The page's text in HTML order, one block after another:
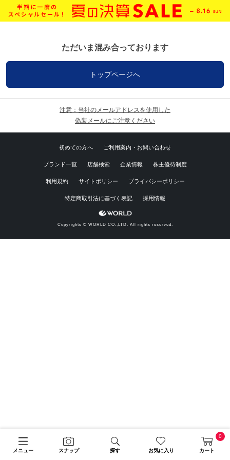
メニュー スナップ 探す お気に入り カート
0
ただいま混み合っております
トップページへ
注意：当社のメールアドレスを使用した
偽装メールにご注意ください
初めての方へ ご利用案内・お問い合わせ
ブランド一覧 店舗検索 企業情報 株主優待制度
利用規約 サイトポリシー プライバシーポリシー
特定商取引法に基づく表記 採用情報
Copyrights © WORLD CO.,LTD. All rights reserved.